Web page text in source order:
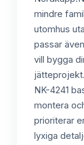
mindre
utomhus
passar
vill bygga
NK-4241
montera
prioriterar
lyxiga